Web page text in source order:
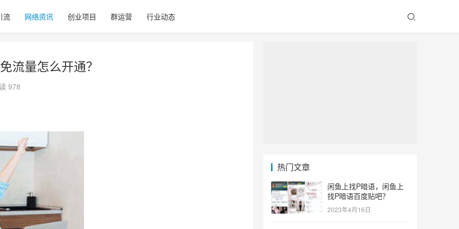
流 网络资讯 创业项目 群运营 行业动态
流量怎么开通？
978
热门文章
闲鱼上找P暗语，闲鱼上
找P暗语百度贴吧？
2023年4月16日